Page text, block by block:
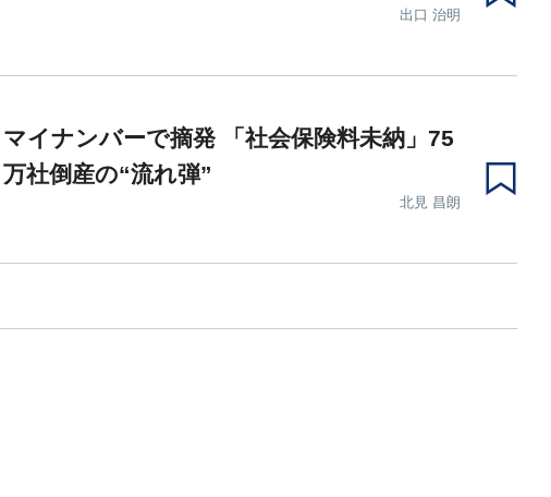
出口 治明
マイナンバーで摘発 「社会保険料未納」75
万社倒産の“流れ弾”
北見 昌朗